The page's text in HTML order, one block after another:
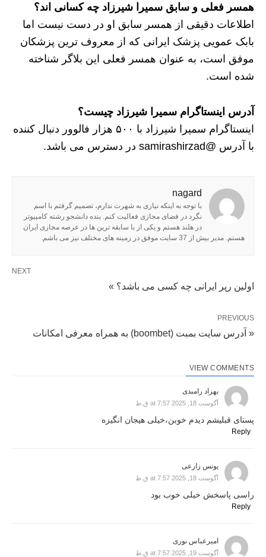
همسر فعلی و سابق سمیرا شیرزاد چه کسانی اند؟
اطلاعات دقیقی از همسر سابق او در دست نیست اما
بابک عمویی پزشک ایرانی که از معروف ترین پزشکان
موفق است، به عنوان همسر فعلی این بلاگر شناخته
شده است.
آدرس اینستاگرام سمیرا شیرزاد چیست؟
اینستاگرام سمیرا شیرزاد با ۵۰۰ هزار فالوور دنبال کننده
با آدرس @samirashirzad در دسترس می باشد.
nagard
با توجه به اینکه نیازی به شهرت ندارم، تصمیم گرفتم با اسم
نگرد در فضای مجازی فعالیت کنم. بنده دانشجو رشته کامپیوتر
در هلند هستم و یکی از با سابقه ترین ها در عرصه مجازی ایران
هستم. مدیر بیش از 37 سایت موفق در زمینه های مختلف نیز می باشم.
NEXT
اولین رپر ایرانی چه کسی می باشد؟ »
PREVIOUS
« آدرس سایت بمبت (boombet) به همراه معرفی امکانات
VIEW COMMENTS
بهزاد رامبدی
آگوست 18, 2025 at 7:57 ق.ظ
پستای قبلیشم دیدم خوبن،خیلی هیجان انگیزه
Reply
یونس زارعی
آگوست 18, 2025 at 7:57 ق.ظ
راسی پاسخش خیلی خوب بود
Reply
امیرعباس نوری
آگوست 19, 2025 at 7:57 ق.ظ